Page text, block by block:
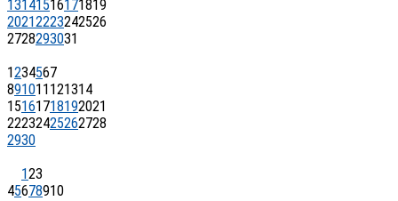
13141516171819
20212223242526
2728293031
1234567
891011 121314
15161718192021
22232425262728
2930
123
45678910